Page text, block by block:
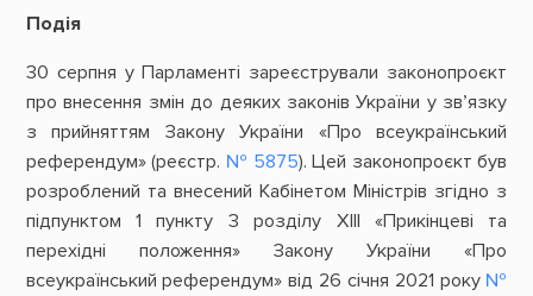
Подія
30 серпня у Парламенті зареєстрували законопроєкт
про внесення змін до деяких законів України у зв’язку
з прийняттям Закону України «Про всеукраїнський
референдум» (реєстр. № 5875). Цей законопроєкт був
розроблений та внесений Кабінетом Міністрів згідно з
підпунктом 1 пункту 3 розділу XIII «Прикінцеві та
перехідні положення» Закону України «Про
всеукраїнський референдум» від 26 січня 2021 року №